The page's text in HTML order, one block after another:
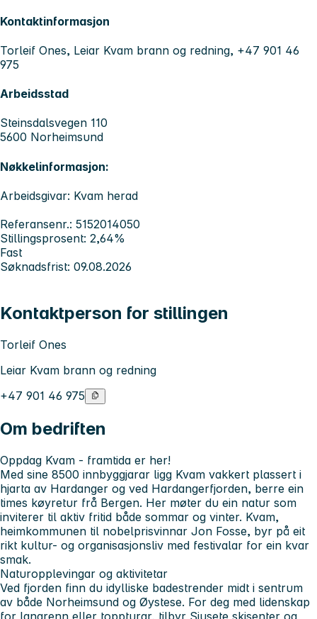
Kontaktinformasjon
Torleif Ones, Leiar Kvam brann og redning, +47 901 46
975
Arbeidsstad
Steinsdalsvegen 110
5600 Norheimsund
Nøkkelinformasjon:
Arbeidsgivar: Kvam herad
Referansenr.: 5152014050
Stillingsprosent: 2,64%
Fast
Søknadsfrist: 09.08.2026
Kontaktperson for stillingen
Torleif Ones
Leiar Kvam brann og redning
+47 901 46 975
Om bedriften
Oppdag Kvam - framtida er her!
Med sine 8500 innbyggjarar ligg Kvam vakkert plassert i
hjarta av Hardanger og ved Hardangerfjorden, berre ein
times køyretur frå Bergen. Her møter du ein natur som
inviterer til aktiv fritid både sommar og vinter. Kvam,
heimkommunen til nobelprisvinnar Jon Fosse, byr på eit
rikt kultur- og organisasjonsliv med festivalar for ein kvar
smak.
Naturopplevingar og aktivitetar
Ved fjorden finn du idylliske badestrender midt i sentrum
av både Norheimsund og Øystese. For deg med lidenskap
for langrenn eller toppturar, tilbyr Sjusete skisenter og